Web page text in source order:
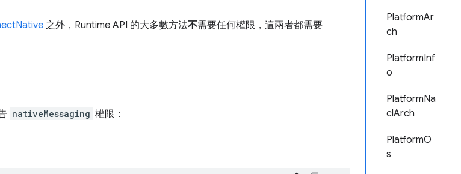
PlatformAr
ch
PlatformInf
o
PlatformNa
clArch
PlatformO
s
之外，Runtime API 的大多數方法不需要任何權限，這兩者都需要
nativeMessaging 權限：